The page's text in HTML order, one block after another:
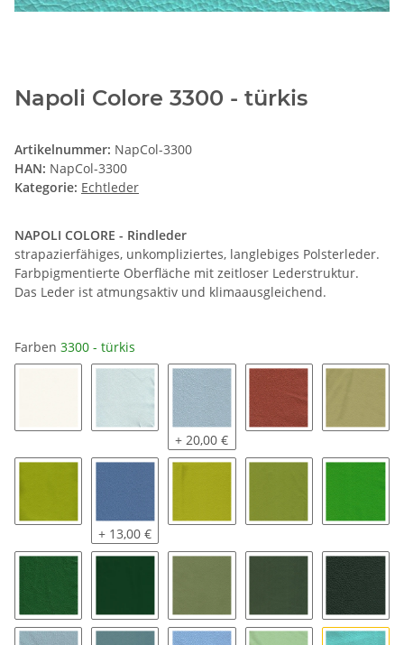
Napoli Colore 3300 - türkis
Artikelnummer: NapCol-3300
HAN: NapCol-3300
Kategorie: Echtleder
NAPOLI COLORE - Rindleder
strapazierfähiges, unkompliziertes, langlebiges Polsterleder.
Farbpigmentierte Oberfläche mit zeitloser Lederstruktur.
Das Leder ist atmungsaktiv und klimaausgleichend.
Farben 3300 - türkis
3000 - iceblau3050 - argentinienblau
+ 20,00 €
2050 - kiwi3550 - azur
+ 13,00 €
2250 - grasgrün2300 - türkisgrün2350 - linde 2400 - army 2450 -